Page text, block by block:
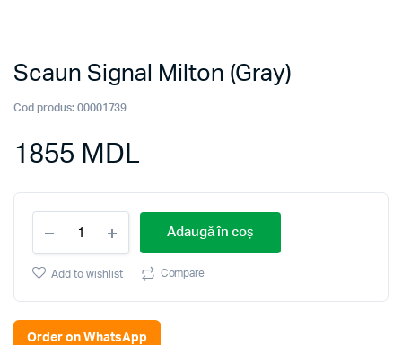
Scaun Signal Milton (Gray)
Cod produs: 00001739
1855 MDL
Signal
Milton
(Gray)
Adaugă în coș
Add to wishlist Compare
Order on WhatsApp